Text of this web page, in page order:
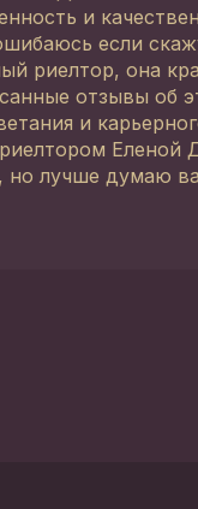
и
если
риелтор, она
отзывы об
и
Еленой
но лучше думаю